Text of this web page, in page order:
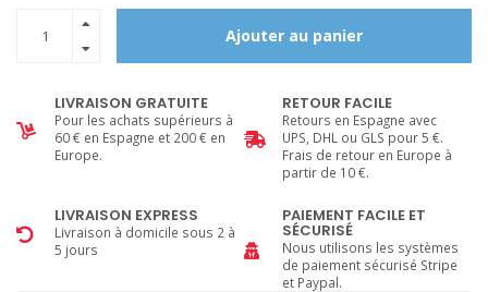
Ajouter au panier
LIVRAISON GRATUITE
Pour les achats supérieurs à
60 € en Espagne et 200 € en
Europe.
RETOUR FACILE
Retours en Espagne avec
UPS, DHL ou GLS pour 5 €.
Frais de retour en Europe à
partir de 10 €.
LIVRAISON EXPRESS
Livraison à domicile sous 2 à
5 jours
PAIEMENT FACILE ET
SÉCURISÉ
Nous utilisons les systèmes
de paiement sécurisé Stripe
et Paypal.